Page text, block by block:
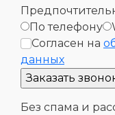
По телефону
Согласен на
данных
Без спама и